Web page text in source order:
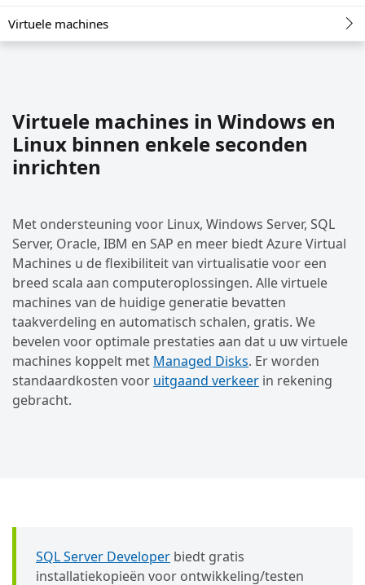
Virtuele machines
Virtuele machines in Windows en
Linux binnen enkele seconden
inrichten
Met ondersteuning voor Linux, Windows Server, SQL
Server, Oracle, IBM en SAP en meer biedt Azure Virtual
Machines u de flexibiliteit van virtualisatie voor een
breed scala aan computeroplossingen. Alle virtuele
machines van de huidige generatie bevatten
taakverdeling en automatisch schalen, gratis. We
bevelen voor optimale prestaties aan dat u uw virtuele
machines koppelt met Managed Disks. Er worden
standaardkosten voor uitgaand verkeer in rekening
gebracht.
SQL Server Developer biedt gratis
installatiekopieën voor ontwikkeling/testen